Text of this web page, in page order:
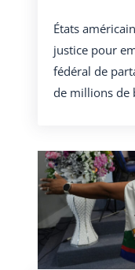
États
justice pour
fédéral de
de millions de